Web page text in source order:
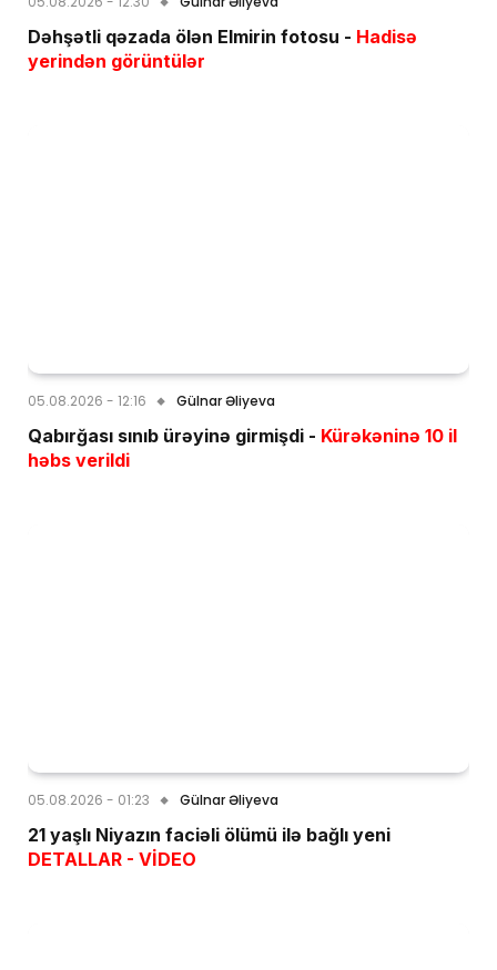
Dəhşətli qəzada ölən Elmirin fotosu - Hadisə
yerindən görüntülər
05.08.2026 - 12:16 Gülnar Əliyeva
Qabırğası sınıb ürəyinə girmişdi - Kürəkəninə 10 il
həbs verildi
05.08.2026 - 01:23 Gülnar Əliyeva
21 yaşlı Niyazın faciəli ölümü ilə bağlı yeni
DETALLAR - VİDEO